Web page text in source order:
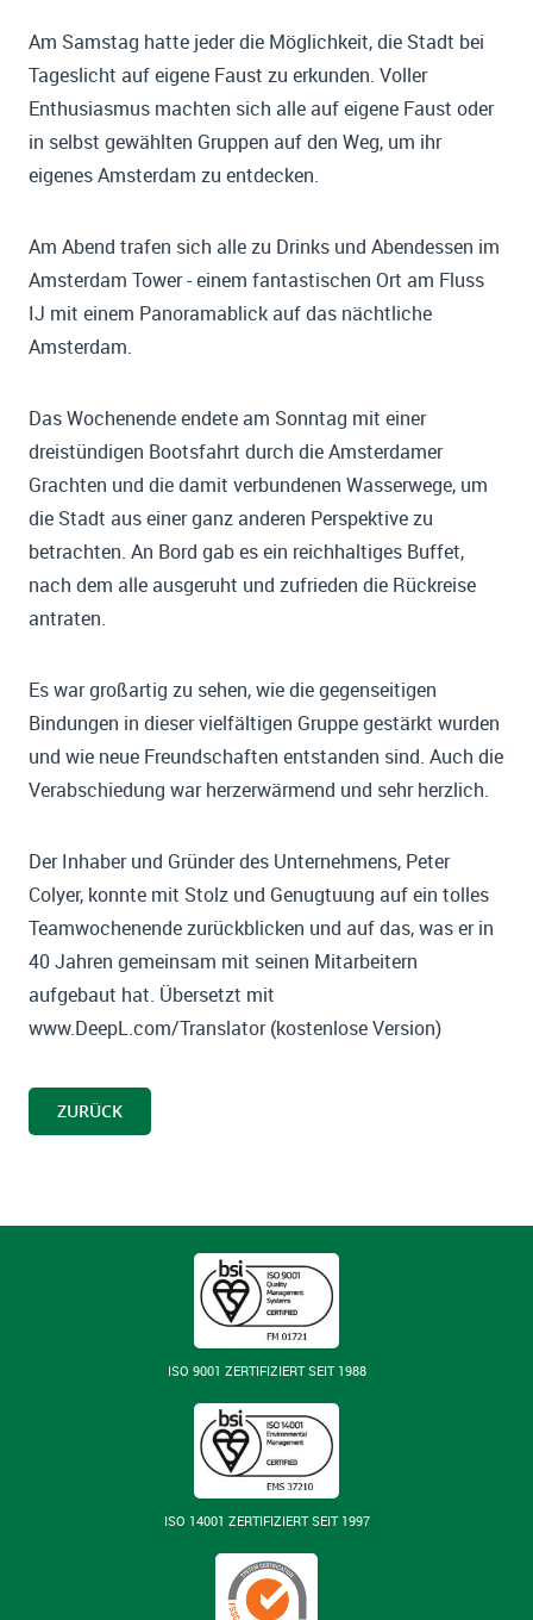
Am Samstag hatte jeder die Möglichkeit, die Stadt bei
Tageslicht auf eigene Faust zu erkunden. Voller
Enthusiasmus machten sich alle auf eigene Faust oder
in selbst gewählten Gruppen auf den Weg, um ihr
eigenes Amsterdam zu entdecken.
Am Abend trafen sich alle zu Drinks und Abendessen im
Amsterdam Tower - einem fantastischen Ort am Fluss
IJ mit einem Panoramablick auf das nächtliche
Amsterdam.
Das Wochenende endete am Sonntag mit einer
dreistündigen Bootsfahrt durch die Amsterdamer
Grachten und die damit verbundenen Wasserwege, um
die Stadt aus einer ganz anderen Perspektive zu
betrachten. An Bord gab es ein reichhaltiges Buffet,
nach dem alle ausgeruht und zufrieden die Rückreise
antraten.
Es war großartig zu sehen, wie die gegenseitigen
Bindungen in dieser vielfältigen Gruppe gestärkt wurden
und wie neue Freundschaften entstanden sind. Auch die
Verabschiedung war herzerwärmend und sehr herzlich.
Der Inhaber und Gründer des Unternehmens, Peter
Colyer, konnte mit Stolz und Genugtuung auf ein tolles
Teamwochenende zurückblicken und auf das, was er in
40 Jahren gemeinsam mit seinen Mitarbeitern
aufgebaut hat. Übersetzt mit
www.DeepL.com/Translator (kostenlose Version)
ZURÜCK
ISO 9001 ZERTIFIZIERT SEIT 1988
ISO 14001 ZERTIFIZIERT SEIT 1997